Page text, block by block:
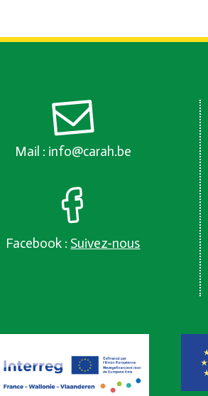
Mail : info@carah.be
Facebook : Suivez-nous